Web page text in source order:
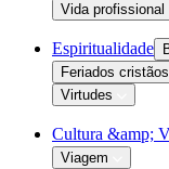
Vida profissional
Espiritualidade
Feriados cristãos
Virtudes
Cultura &amp;
Viagem